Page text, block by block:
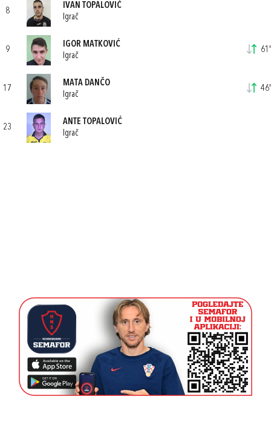
8
IVAN TOPALOVIĆ
Igrač
9
IGOR MATKOVIĆ
Igrač
61'
17
MATA DANČO
Igrač
46'
23
ANTE TOPALOVIĆ
Igrač